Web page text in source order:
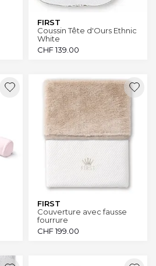
FIRST
Coussin Tête d'Ours Ethnic
White
CHF139.00
FIRST
Couverture avec fausse
fourrure
CHF199.00